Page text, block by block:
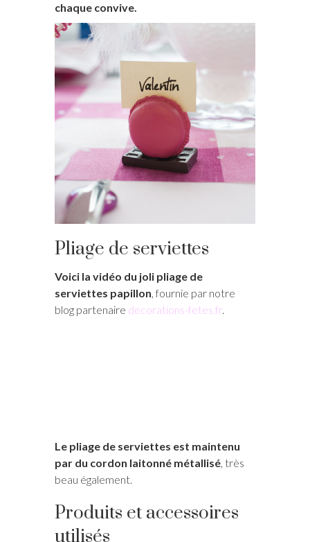
chaque convive.
Pliage de serviettes
Voici la vidéo du joli pliage de
serviettes papillon, fournie par notre
blog partenaire decorations-fetes.fr.
Le pliage de serviettes est maintenu
par du cordon laitonné métallisé, très
beau également.
Produits et accessoires
utilisés